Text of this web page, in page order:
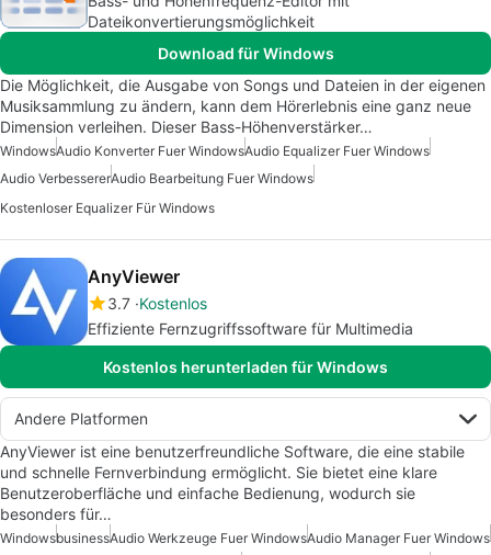
Dateikonvertierungsmöglichkeit
Download für Windows
Die Möglichkeit, die Ausgabe von Songs und Dateien in der eigenen
Musiksammlung zu ändern, kann dem Hörerlebnis eine ganz neue
Dimension verleihen. Dieser Bass-Höhenverstärker…
WindowsAudio Konverter Fuer WindowsAudio Equalizer Fuer Windows
Audio VerbessererAudio Bearbeitung Fuer Windows
Kostenloser Equalizer Für Windows
AnyViewer
3.7 Kostenlos
Effiziente Fernzugriffssoftware für Multimedia
Kostenlos herunterladen für Windows
Andere Platformen
AnyViewer ist eine benutzerfreundliche Software, die eine stabile
und schnelle Fernverbindung ermöglicht. Sie bietet eine klare
Benutzeroberfläche und einfache Bedienung, wodurch sie
besonders für…
WindowsbusinessAudio Werkzeuge Fuer WindowsAudio Manager Fuer Windows